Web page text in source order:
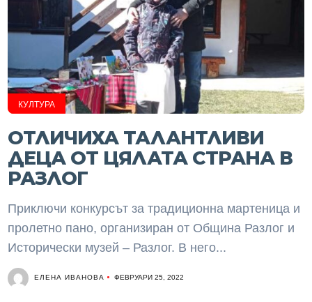
КУЛТУРА
ОТЛИЧИХА ТАЛАНТЛИВИ
ДЕЦА ОТ ЦЯЛАТА СТРАНА В
РАЗЛОГ
Приключи конкурсът за традиционна мартеница и
пролетно пано, организиран от Община Разлог и
Исторически музей – Разлог. В него...
ЕЛЕНА ИВАНОВА ФЕВРУАРИ 25, 2022